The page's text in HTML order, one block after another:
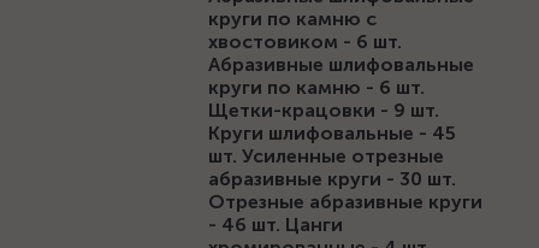
круги по камню с
хвостовиком - 6 шт.
Абразивные шлифовальные
круги по камню - 6 шт.
Щетки-крацовки - 9 шт.
Круги шлифовальные - 45
шт. Усиленные отрезные
абразивные круги - 30 шт.
Отрезные абразивные круги
- 46 шт. Цанги